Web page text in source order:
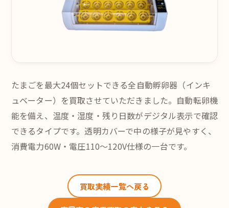
たまごを最大24個セットできる全自動孵卵器（インキ
ュベーター）を買取させていただきました。自動転卵機
能を備え、温度・湿度・残り日数がデジタル表示で確認
できるタイプです。透明カバーで中の様子が見やすく、
消費電力60W・電圧110〜120V仕様の一台です。
買取実績一覧へ戻る